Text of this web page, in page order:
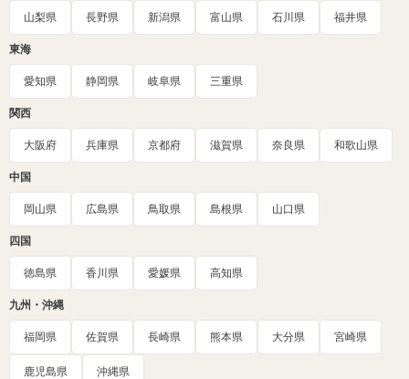
山梨県 長野県 新潟県 富山県 石川県 福井県
東海
愛知県 静岡県 岐阜県 三重県
関西
大阪府 兵庫県 京都府 滋賀県 奈良県 和歌山県
中国
岡山県 広島県 鳥取県 島根県 山口県
四国
徳島県 香川県 愛媛県 高知県
九州・沖縄
福岡県 佐賀県 長崎県 熊本県 大分県 宮崎県
鹿児島県 沖縄県